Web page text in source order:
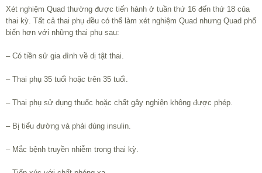
Xét nghiệm Quad thường được tiến hành ở tuần thứ 16 đến thứ 18 của
thai kỳ. Tất cả thai phụ đều có thể làm xét nghiệm Quad nhưng Quad phổ
biến hơn với những thai phụ sau:
– Có tiền sử gia đình về dị tật thai.
– Thai phụ 35 tuổi hoặc trên 35 tuổi.
– Thai phụ sử dụng thuốc hoặc chất gây nghiện không được phép.
– Bị tiểu đường và phải dùng insulin.
– Mắc bệnh truyền nhiễm trong thai kỳ.